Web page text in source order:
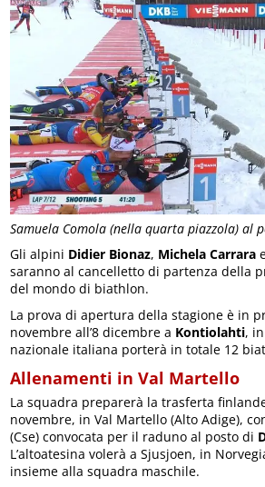
Samuela Comola (nella quarta piazzola) al
Gli alpini Didier Bionaz, Michela Carrara
saranno al cancelletto di partenza della
del mondo di biathlon.
La prova di apertura della stagione è in
novembre all’8 dicembre a Kontiolahti,
nazionale italiana porterà in totale 12
Allenamenti in Val Martello
La squadra preparerà la trasferta
novembre, in Val Martello (Alto Adige),
(Cse) convocata per il raduno al posto di
L’altoatesina volerà a Sjusjoen, in
insieme alla squadra maschile.